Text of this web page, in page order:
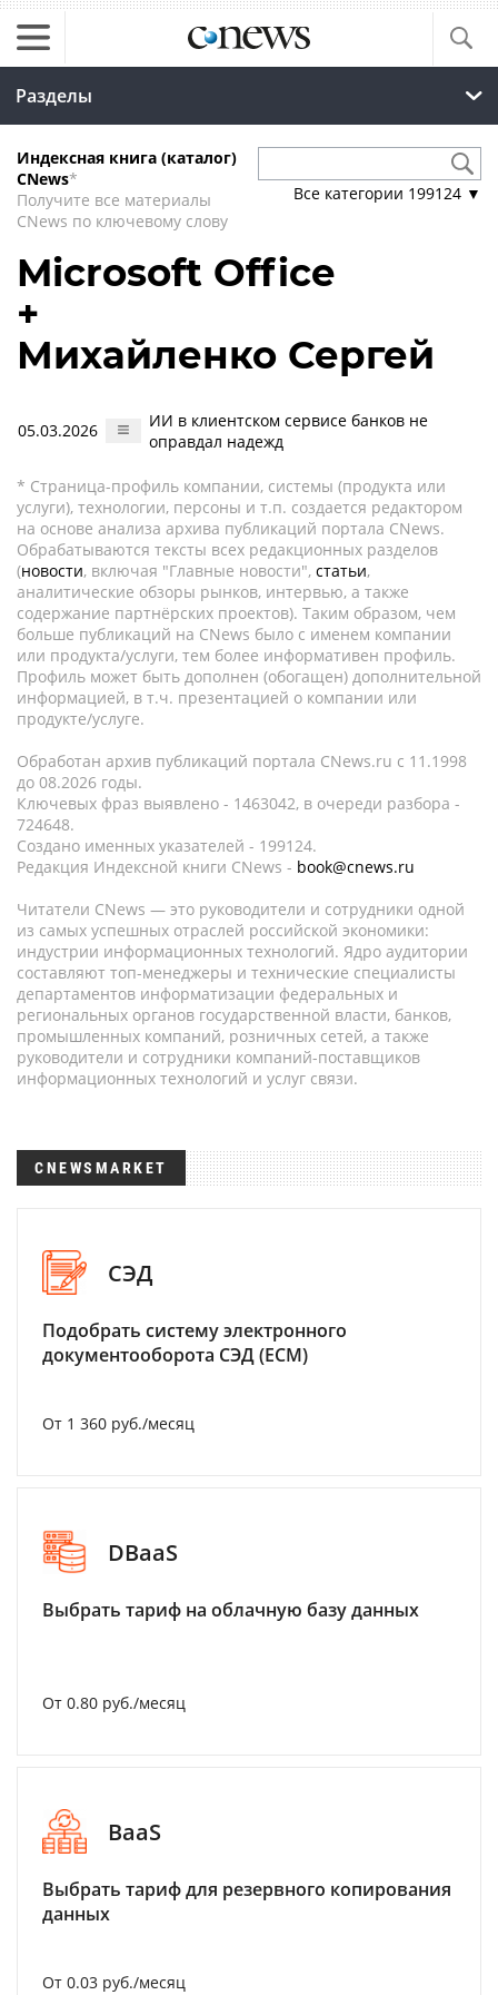
Разделы
Индексная книга (каталог)
CNews*
Получите все материалы
CNews по ключевому слову
Все категории 199124 ▼
Microsoft Office
+
Михайленко Сергей
05.03.2026
ИИ в клиентском сервисе банков не
оправдал надежд
* Страница-профиль компании, системы (продукта или
услуги), технологии, персоны и т.п. создается редактором
на основе анализа архива публикаций портала CNews.
Обрабатываются тексты всех редакционных разделов
(новости, включая "Главные новости", статьи,
аналитические обзоры рынков, интервью, а также
содержание партнёрских проектов). Таким образом, чем
больше публикаций на CNews было с именем компании
или продукта/услуги, тем более информативен профиль.
Профиль может быть дополнен (обогащен) дополнительной
информацией, в т.ч. презентацией о компании или
продукте/услуге.
Обработан архив публикаций портала CNews.ru c 11.1998
до 08.2026 годы.
Ключевых фраз выявлено - 1463042, в очереди разбора -
724648.
Создано именных указателей - 199124.
Редакция Индексной книги CNews - book@cnews.ru
Читатели CNews — это руководители и сотрудники одной
из самых успешных отраслей российской экономики:
индустрии информационных технологий. Ядро аудитории
составляют топ-менеджеры и технические специалисты
департаментов информатизации федеральных и
региональных органов государственной власти, банков,
промышленных компаний, розничных сетей, а также
руководители и сотрудники компаний-поставщиков
информационных технологий и услуг связи.
CNEWSMARKET
СЭД
Подобрать систему электронного
документооборота СЭД (ECM)
От 1 360 руб./месяц
DBaaS
Выбрать тариф на облачную базу данных
От 0.80 руб./месяц
BaaS
Выбрать тариф для резервного копирования
данных
От 0.03 руб./месяц